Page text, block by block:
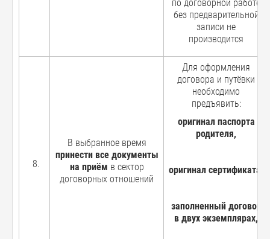
по договорной работе
без предварительной
записи не
производится
В выбранное время
принести все документы
на приём в сектор
договорных отношений
Для оформления
договора и путёвки
необходимо
предъявить:
оригинал паспорта
родителя,
оригинал сертификата,
заполненный договор
в двух экземплярах,